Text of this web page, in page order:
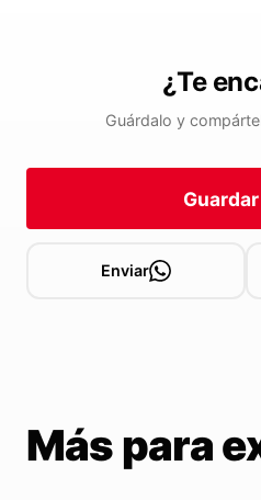
¿Te
Guárdalo y
Enviar
Más para